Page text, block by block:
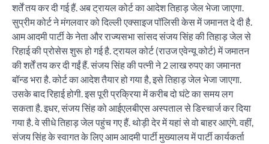
शर्तें तय कर दी गई हैं. अब ट्रायल कोर्ट का आदेश तिहाड़ जेल भेजा जाएगा.
सुप्रीम कोर्ट ने मंगलवार को दिल्ली एक्साइज पॉलिसी केस में जमानत दे दी है.
आम आदमी पार्टी के नेता और राज्यसभा सांसद संजय सिंह की तिहाड़ जेल से
रिहाई की प्रोसेस शुरू हो गई है. ट्रायल कोर्ट (राउज एवेन्यू कोर्ट) में जमातन
की शर्तें तय कर दी गईं हैं. संजय सिंह की पत्नी ने 2 लाख रुपए का जमानत
बॉन्ड भरा है. कोर्ट का आदेश तैयार हो गया है, इसे तिहाड़ जेल भेजा जाएगा.
उसके बाद रिहाई होगी. इस पूरी प्रक्रिया में करीब दो घंटे का समय लग
सकता है. इधर, संजय सिंह को आईएलबीएस अस्पताल से डिस्चार्ज कर दिया
गया है. वे सीधे तिहाड़ जेल पहुंच गए हैं. थोड़ी देर में यहां से वो बाहर आएंगे. वहीं,
संजय सिंह के स्वागत के लिए आम आदमी पार्टी मुख्यालय में पार्टी कार्यकर्ता